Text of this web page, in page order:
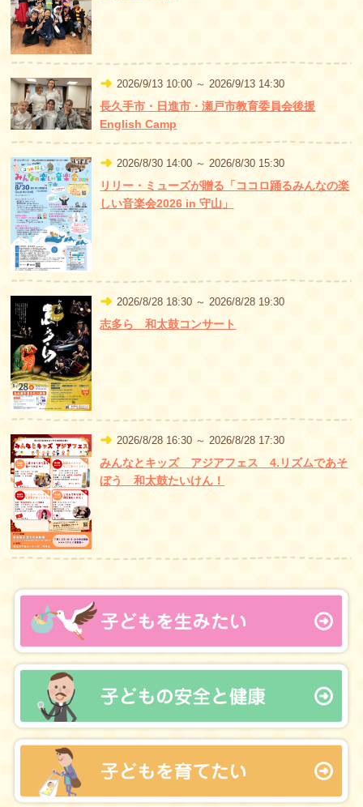
2026/9/13 10:00 ～ 2026/9/13 14:30
長久手市・日進市・瀬戸市教育委員会後援
English Camp
2026/8/30 14:00 ～ 2026/8/30 15:30
リリー・ミューズが贈る「ココロ踊るみんなの楽
しい音楽会2026 in 守山」
2026/8/28 18:30 ～ 2026/8/28 19:30
志多ら 和太鼓コンサート
2026/8/28 16:30 ～ 2026/8/28 17:30
みんなとキッズ アジアフェス 4.リズムであそ
ぼう 和太鼓たいけん！